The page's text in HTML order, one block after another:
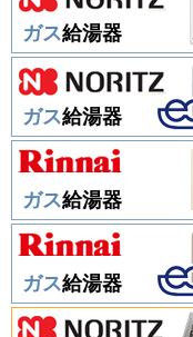
ガス給湯器
ガス給湯器
ガス給湯器
ガス給湯器